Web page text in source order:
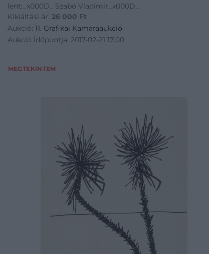
lent:_x000D_ Szabó Vladimir_x000D_
Kikiáltási ár: 26 000 Ft
Aukció: 11. Grafikai Kamaraaukció
Aukció időpontja: 2017-02-21 17:00
MEGTEKINTEM